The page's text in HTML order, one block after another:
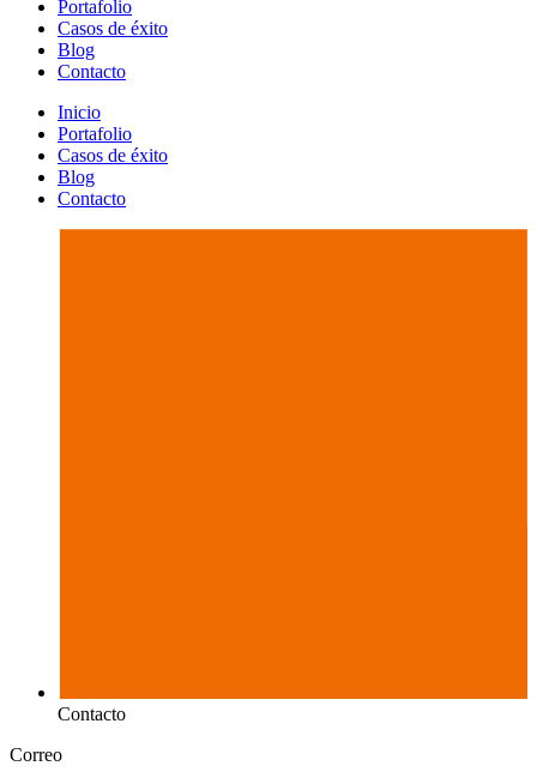
Portafolio
Casos de éxito
Blog
Contacto
Inicio
Portafolio
Casos de éxito
Blog
Contacto
Contacto
Correo